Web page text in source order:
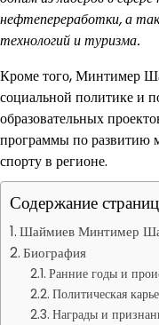
нефтепереработки, а
технологий и туризма.
Кроме того, Минтимер
социальной политике и
образовательных
программы по развитию
спорту в регионе.
Содержание
Шаймиев Минтимер
Биография
Ранние годы и
Политическая
Награды и